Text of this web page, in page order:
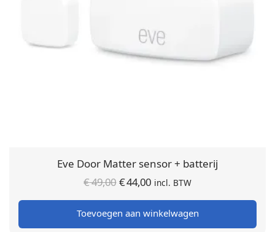
Eve Door Matter sensor + batterij
€49,00Oorspronkelijke
prijs was:
€ 49,00.
€44,00 Huidige
prijs is:
€ 44,00.
incl. BTW
Toevoegen aan winkelwagen